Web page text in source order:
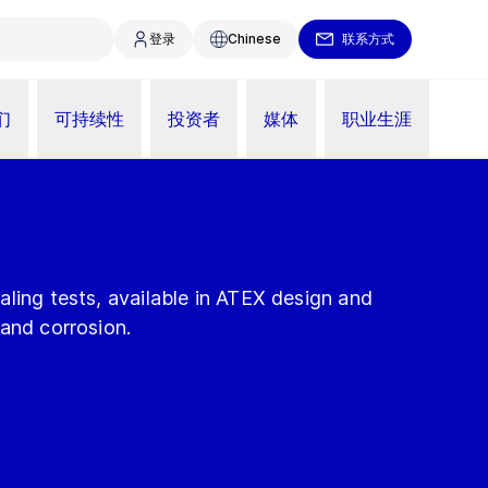
登录 Chinese 联系方式
可持续性 投资者 媒体 职业生涯
tests, available in ATEX design and
corrosion.